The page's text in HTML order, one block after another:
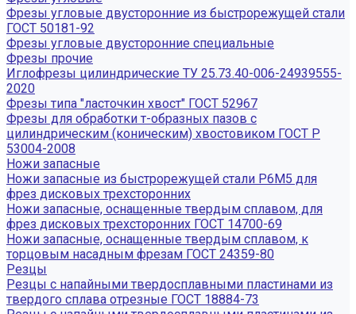
Фрезы угловые двусторонние из быстрорежущей стали
ГОСТ 50181-92
Фрезы угловые двусторонние специальные
Фрезы прочие
Иглофрезы цилиндрические ТУ 25.73.40-006-24939555-
2020
Фрезы типа "ласточкин хвост" ГОСТ 52967
Фрезы для обработки т-образных пазов с
цилиндрическим (коническим) хвостовиком ГОСТ Р
53004-2008
Ножи запасные
Ножи запасные из быстрорежущей стали Р6М5 для
фрез дисковых трехсторонних
Ножи запасные, оснащенные твердым сплавом, для
фрез дисковых трехсторонних ГОСТ 14700-69
Ножи запасные, оснащенные твердым сплавом, к
торцовым насадным фрезам ГОСТ 24359-80
Резцы
Резцы с напайными твердосплавными пластинами из
твердого сплава отрезные ГОСТ 18884-73